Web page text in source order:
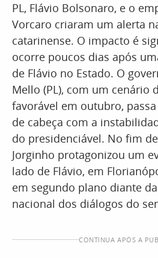
PL, Flávio Bolsonaro, e o
Vorcaro criaram um alerta
catarinense. O impacto é
ocorre poucos dias após
de Flávio no Estado. O
Mello (PL), com um cenário
favorável em outubro,
de cabeça com a
do presidenciável. No fim
Jorginho protagonizou um
lado de Flávio, em
em segundo plano diante
nacional dos diálogos do
CONTINUA APÓS A